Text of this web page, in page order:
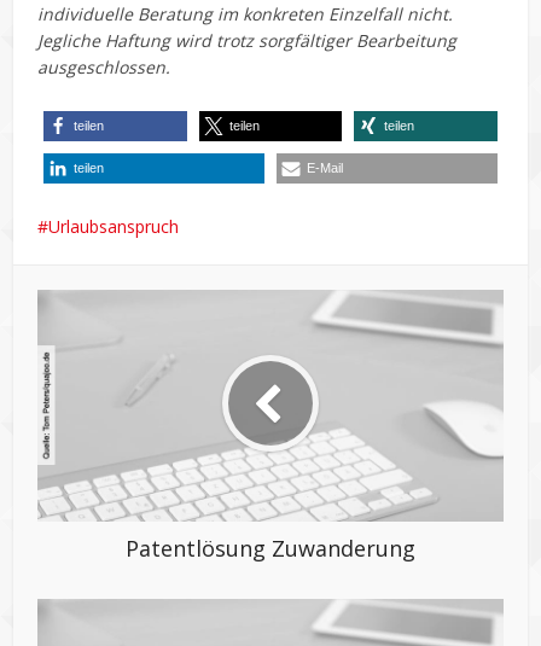
individuelle Beratung im konkreten Einzelfall nicht.
Jegliche Haftung wird trotz sorgfältiger Bearbeitung
ausgeschlossen.
teilen teilen teilen
teilen E-Mail
Urlaubsanspruch
Patentlösung Zuwanderung